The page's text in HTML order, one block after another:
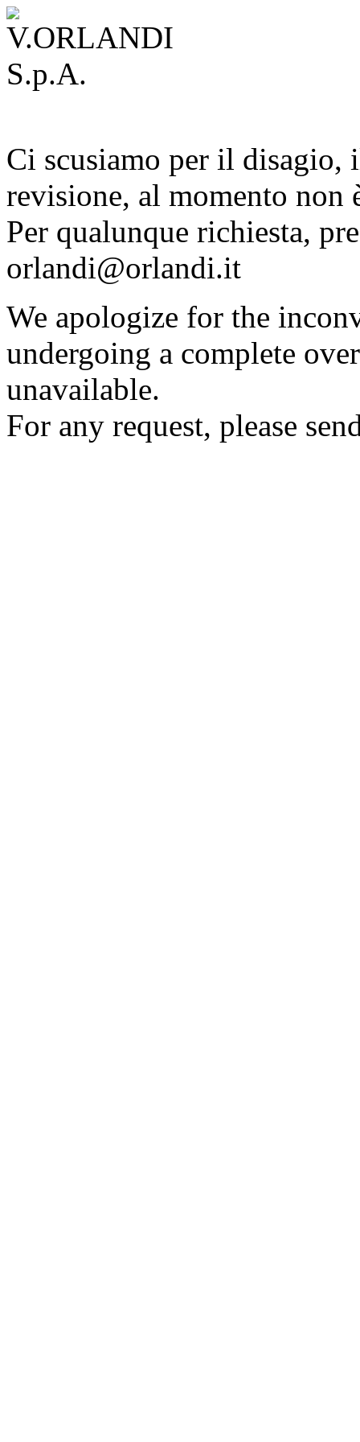
Ci scusiamo per il disagio,
revisione, al momento non
Per qualunque richiesta,
orlandi@orlandi.it
We apologize for the
undergoing a complete
unavailable.
For any request, please